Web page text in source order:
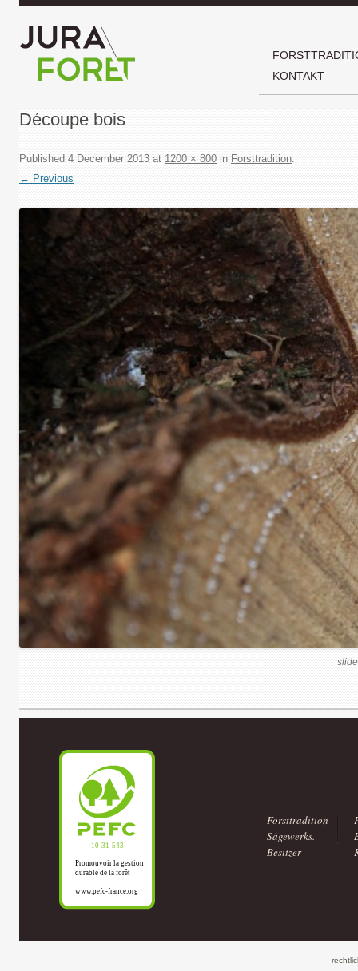
KONTAKT
Découpe bois
Published 4 December 2013 at 1200 × 800 in Forsttradition.
← Previous
Forsttradition
Sägewerks.
Besitzer